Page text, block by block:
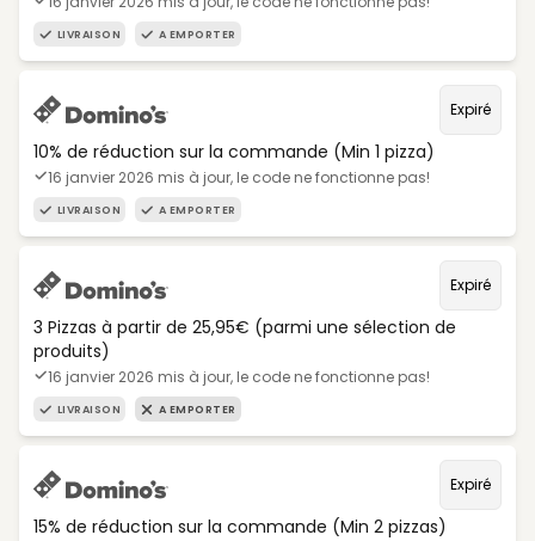
LIVRAISON A EMPORTER
Expiré
10% de réduction sur la commande (Min 1 pizza)
16 janvier 2026 mis à jour, le code ne fonctionne pas!
LIVRAISON A EMPORTER
Expiré
3 Pizzas à partir de 25,95€ (parmi une sélection de
produits)
16 janvier 2026 mis à jour, le code ne fonctionne pas!
LIVRAISON A EMPORTER
Expiré
15% de réduction sur la commande (Min 2 pizzas)